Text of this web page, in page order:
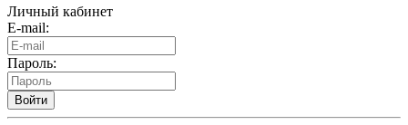
Личный кабинет
E-mail:
Пароль:
Войти